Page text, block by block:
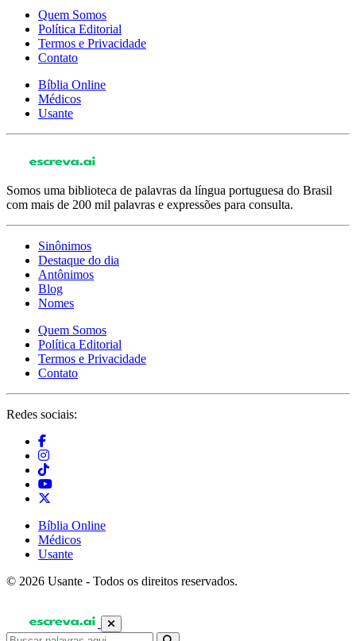
Quem Somos
Política Editorial
Termos e Privacidade
Contato
Bíblia Online
Médicos
Usante
Somos uma biblioteca de palavras da língua portuguesa do Brasil
com mais de 200 mil palavras e expressões para consulta.
Sinônimos
Destaque do dia
Antônimos
Blog
Nomes
Quem Somos
Política Editorial
Termos e Privacidade
Contato
Redes sociais:
Bíblia Online
Médicos
Usante
© 2026 Usante - Todos os direitos reservados.